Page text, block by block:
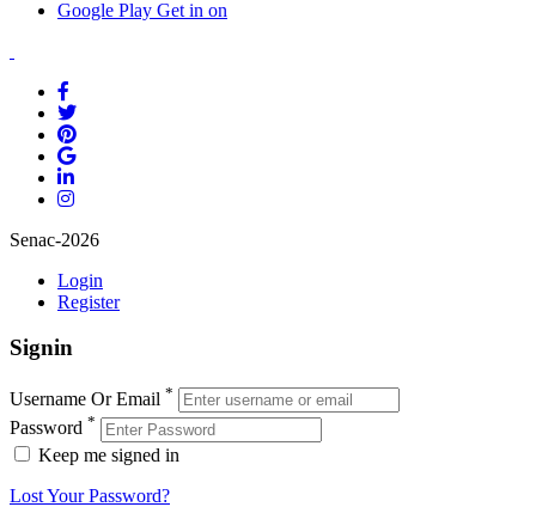
Google Play Get in on
Senac-2026
Login
Register
Signin
Username Or Email *
Password *
Keep me signed in
Lost Your Password?